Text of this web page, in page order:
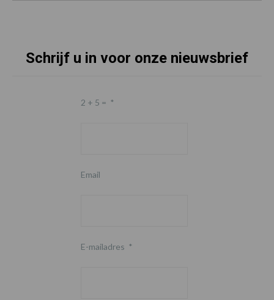
Schrijf u in voor onze nieuwsbrief
2 + 5 = *
Email
E-mailadres *